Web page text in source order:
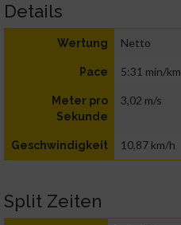
Details
Wertung Netto
Pace 5:31 min/km
Meter pro
Sekunde
3,02 m/s
Geschwindigkeit 10,87 km/h
Split Zeiten